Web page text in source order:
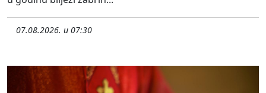
07.08.2026. u 07:30